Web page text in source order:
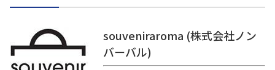
souveniraroma (株式会社ノン
バーバル)